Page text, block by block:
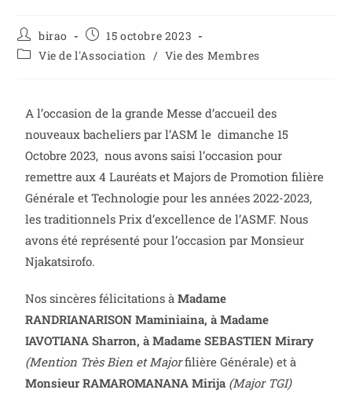
birao
15 octobre 2023
Vie de l'Association / Vie des Membres
A l’occasion de la grande Messe d’accueil des
nouveaux bacheliers par l’ASM le dimanche 15
Octobre 2023, nous avons saisi l’occasion pour
remettre aux 4 Lauréats et Majors de Promotion filière
Générale et Technologie pour les années 2022-2023,
les traditionnels Prix d’excellence de l’ASMF. Nous
avons été représenté pour l’occasion par Monsieur
Njakatsirofo.
Nos sincères félicitations àMadame
RANDRIANARISON Maminiaina, à Madame
IAVOTIANA Sharron, à Madame SEBASTIEN Mirary
(Mention Très Bien et Majorfilière Générale) et à
Monsieur RAMAROMANANA Mirija (Major TGI)